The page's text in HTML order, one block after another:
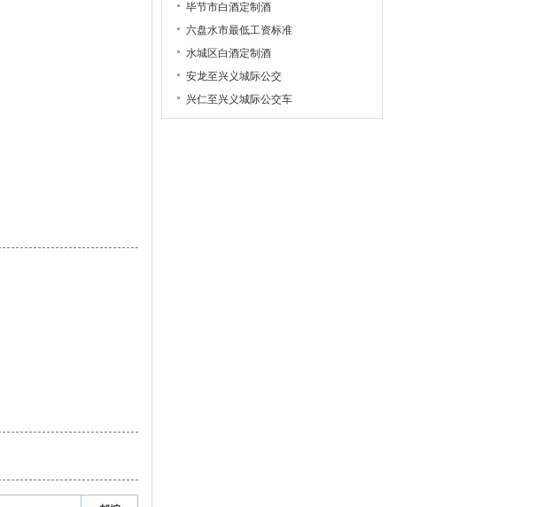
毕节市白酒定制酒
六盘水市最低工资标准
水城区白酒定制酒
安龙至兴义城际公交
兴仁至兴义城际公交车